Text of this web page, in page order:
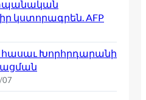
կստորագրեն. AFP
հասաւ Խորհրդարանի
07